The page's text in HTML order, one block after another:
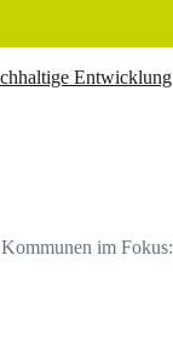
Kommunen im